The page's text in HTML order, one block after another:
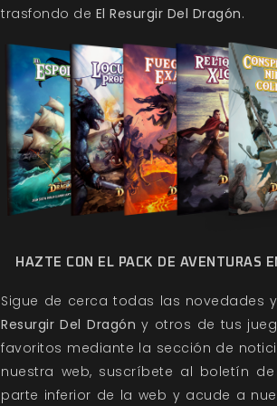
trasfondo de El Resurgir Del Dragón.
HAZTE CON EL PACK DE AVENTURAS
Sigue de cerca todas las novedades
Resurgir Del Dragón y otros de tus
favoritos mediante la sección de
nuestra web, suscríbete al boletín
parte inferior de la web y acude a